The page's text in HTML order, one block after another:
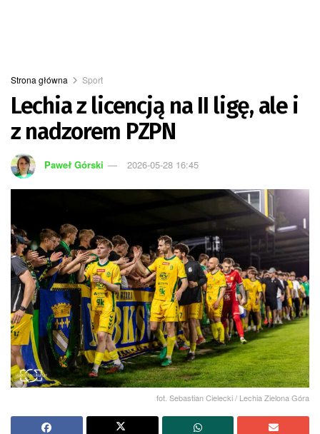
Strona główna Sport
Lechia z licencją na II ligę, ale i
z nadzorem PZPN
Paweł Górski 2026-05-28 16:45
fot. Sebastian Cielecki / Lechia Zielona Góra